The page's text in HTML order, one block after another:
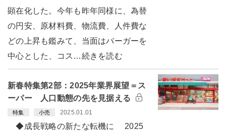
顕在化した。今年も昨年同様に、為替
の円安、原材料費、物流費、人件費な
どの上昇も鑑みて、当面はバーガーを
中心とした、コス…続きを読む
新春特集第2部：2025年業界展望＝ス
ーパー 人口動態の先を見据える
特集 小売 2025.01.01
◆成長戦略の新たな転機に 2025